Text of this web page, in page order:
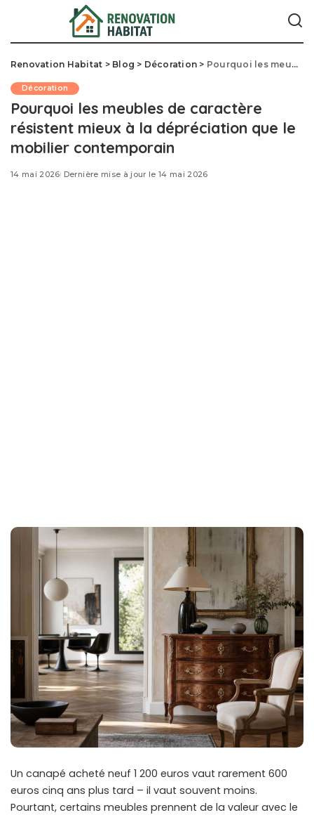
Renovation Habitat > Blog > Décoration > Pourquoi les meubles de caractère résistent mieux à la dépréciation que le mobilier contemporain
Décoration
Pourquoi les meubles de caractère
résistent mieux à la dépréciation que le
mobilier contemporain
14 mai 2026 Dernière mise à jour le 14 mai 2026
Un canapé acheté neuf 1 200 euros vaut rarement 600
euros cinq ans plus tard – il vaut souvent moins.
Pourtant, certains meubles prennent de la valeur avec le